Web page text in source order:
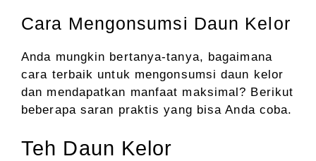
Cara Mengonsumsi Daun Kelor
Anda mungkin bertanya-tanya, bagaimana
cara terbaik untuk mengonsumsi daun kelor
dan mendapatkan manfaat maksimal? Berikut
beberapa saran praktis yang bisa Anda coba.
Teh Daun Kelor